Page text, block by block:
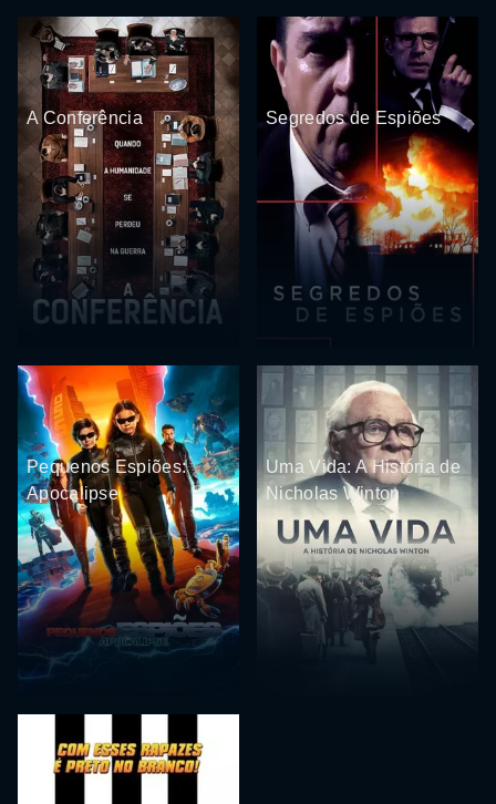
A Conferência Segredos de Espiões
Pequenos Espiões:
Apocalipse
Uma Vida: A História de
Nicholas Winton